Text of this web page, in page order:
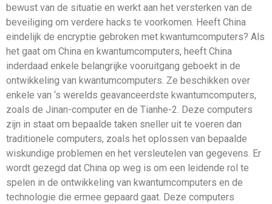
bewust van de situatie en werkt aan het versterken van de
beveiliging om verdere hacks te voorkomen. Heeft China
eindelijk de encryptie gebroken met kwantumcomputers? Als
het gaat om China en kwantumcomputers, heeft China
inderdaad enkele belangrijke vooruitgang geboekt in de
ontwikkeling van kwantumcomputers. Ze beschikken over
enkele van ‘s werelds geavanceerdste kwantumcomputers,
zoals de Jinan-computer en de Tianhe-2. Deze computers
zijn in staat om bepaalde taken sneller uit te voeren dan
traditionele computers, zoals het oplossen van bepaalde
wiskundige problemen en het versleutelen van gegevens. Er
wordt gezegd dat China op weg is om een ​​leidende rol te
spelen in de ontwikkeling van kwantumcomputers en de
technologie die ermee gepaard gaat. Deze computers